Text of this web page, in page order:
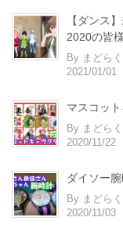
【ダンス
2020の皆様
By まどら
2021/01/01
マスコッ
By まどら
2020/11/22
ダイソー
By まどら
2020/11/03